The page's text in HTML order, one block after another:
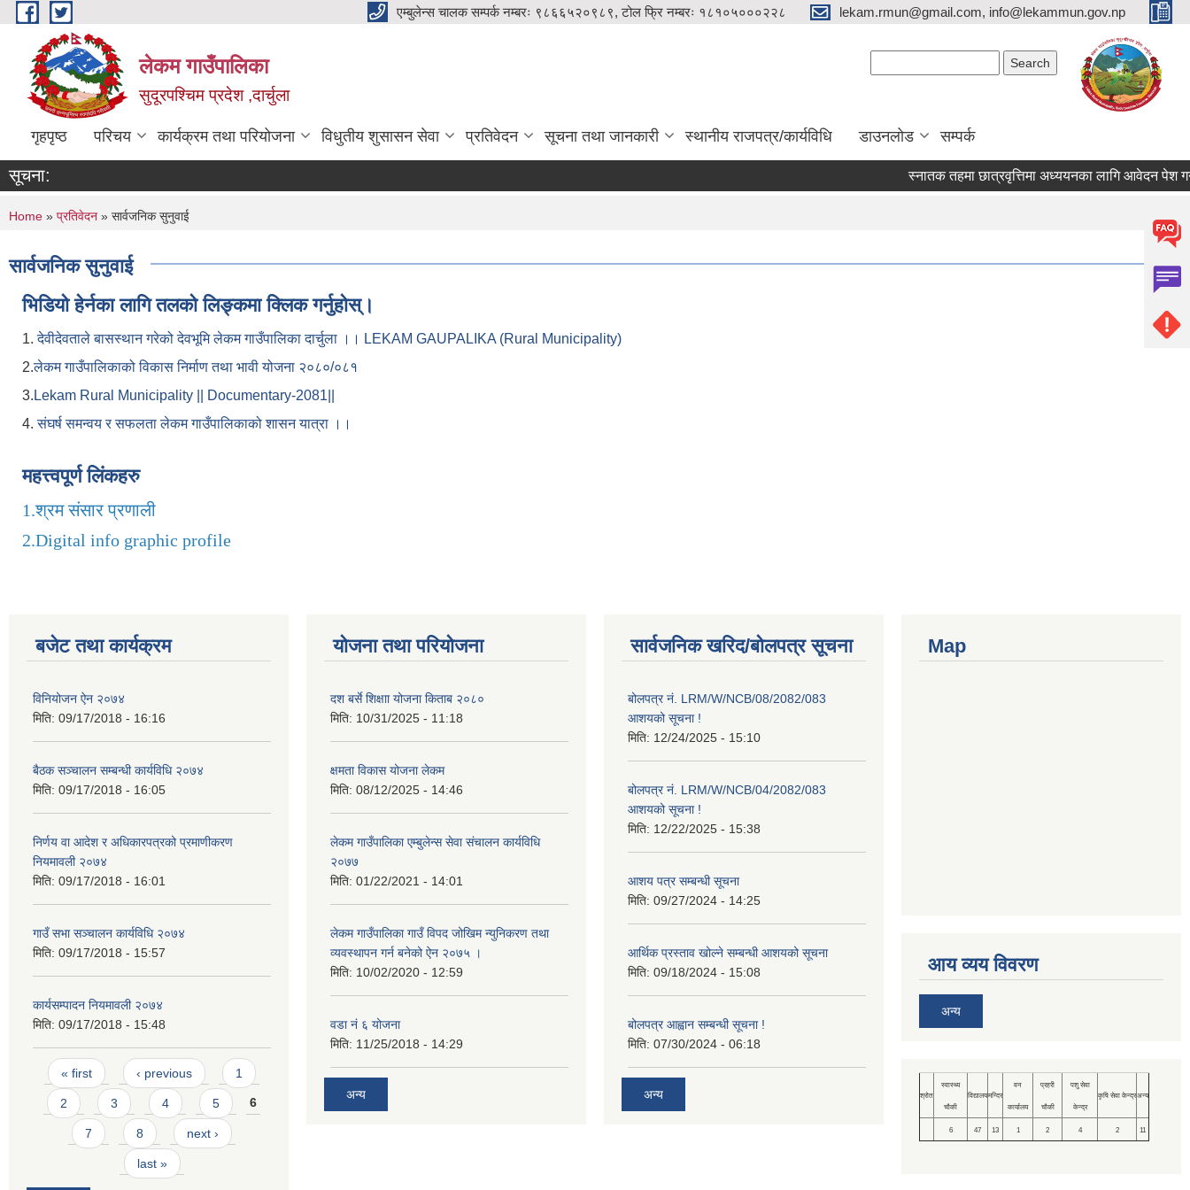
Skip to main content एम्बुलेन्स चालक सम्पर्क नम्बरः ९८६६५२०९८९, टोल फ्रि नम्बरः १८१०५०००२२८ lekam.rmun@gmail.com, info@lekammun.gov.np
लेकम गाउँपालिका
सुदूरपश्चिम प्रदेश ,दार्चुला
गृहपृष्ठ परिचय कार्यक्रम तथा परियोजना विधुतीय शुसासन सेवा प्रतिवेदन सूचना तथा जानकारी स्थानीय राजपत्र/कार्यविधि डाउनलोड सम्पर्क
सूचना: स्नातक तहमा छात्रवृत्तिमा अध्ययनका लागि आवेदन पेश
You are here
Home » प्रतिवेदन » सार्वजनिक सुनुवाई
सार्वजनिक सुनुवाई
भिडियो हेर्नका लागि तलको लिङ्कमा क्लिक गर्नुहोस्।
1.देवीदेवताले बासस्थान गरेको देवभूमि लेकम गाउँपालिका दार्चुला ।। LEKAM GAUPALIKA (Rural Municipality)
2.लेकम गाउँपालिकाको विकास निर्माण तथा भावी योजना २०८०/०८१
3. Lekam Rural Municipality || Documentary-2081||
4.संघर्ष समन्वय र सफलता लेकम गाउँपालिकाको शासन यात्रा ।।
महत्त्वपूर्ण लिंकहरु
1.श्रम संसार प्रणाली
2.Digital info graphic profile
बजेट तथा कार्यक्रम
विनियोजन ऐन २०७४
मिति: 09/17/2018 - 16:16
बैठक सञ्चालन सम्बन्धी कार्यविधि २०७४
मिति: 09/17/2018 - 16:05
निर्णय वा आदेश र अधिकारपत्रको प्रमाणीकरण
नियमावली २०७४
मिति: 09/17/2018 - 16:01
गाउँ सभा सञ्चालन कार्यविधि २०७४
मिति: 09/17/2018 - 15:57
कार्यसम्पादन नियमावली २०७४
मिति: 09/17/2018 - 15:48
Pages
« first ‹ previous 1
2 3 4 5 6
7 8 next ›
last »
योजना तथा परियोजना
दश बर्से शिक्षाा योजना किताब २०८०
मिति: 10/31/2025 - 11:18
क्षमता विकास योजना लेकम
मिति: 08/12/2025 - 14:46
लेकम गाउँपालिका एम्बुलेन्स सेवा संचालन कार्यविधि
२०७७
मिति: 01/22/2021 - 14:01
लेकम गाउँपालिका गाउँ विपद जोखिम न्युनिकरण तथा
व्यवस्थापन गर्न बनेको ऐन २०७५ ।
मिति: 10/02/2020 - 12:59
वडा नं ६ योजना
मिति: 11/25/2018 - 14:29
अन्य
सार्वजनिक खरिद/बोलपत्र सूचना
बोलपत्र नं. LRM/W/NCB/08/2082/083
आशयको सूचना !
मिति: 12/24/2025 - 15:10
बोलपत्र नं. LRM/W/NCB/04/2082/083
आशयको सूचना !
मिति: 12/22/2025 - 15:38
आशय पत्र सम्बन्धी सूचना
मिति: 09/27/2024 - 14:25
आर्थिक प्रस्ताव खोल्ने सम्बन्धी आशयको सूचना
मिति: 09/18/2024 - 15:08
बोलपत्र आह्वान सम्बन्धी सूचना !
मिति: 07/30/2024 - 06:18
अन्य
Map
आय व्यय विवरण
अन्य
श्रोत
स्वास्थ्य
चौकी
विद्यालयमन्दिर
वन
कार्यालय
प्रहरी
चौकी
पशु सेवा
केन्द्र
कृषि सेवा केन्द्रअन्य
6 47 13 1 2 4 2 11